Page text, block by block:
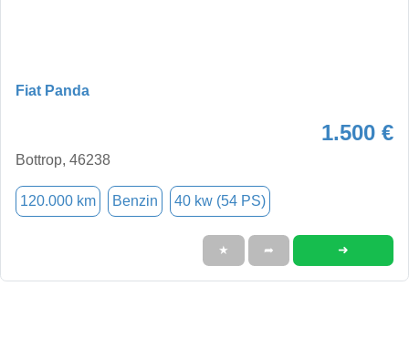
Fiat Panda
1.500 €
Bottrop, 46238
120.000 km Benzin 40 kw (54 PS)
★ ➦ ➜